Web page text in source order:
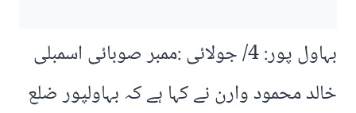
بہاول پور: 4/ جولائی :ممبر صوبائی اسمبلی
خالد محمود وارن نے کہا ہے کہ بہاولپور ضلع